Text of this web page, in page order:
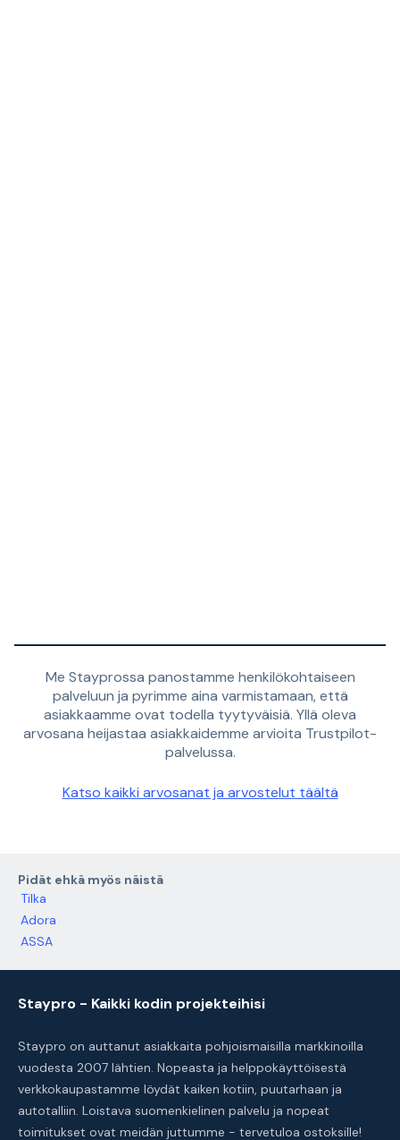
Me Stayprossa panostamme henkilökohtaiseen
palveluun ja pyrimme aina varmistamaan, että
asiakkaamme ovat todella tyytyväisiä. Yllä oleva
arvosana heijastaa asiakkaidemme arvioita Trustpilot-
palvelussa.
Katso kaikki arvosanat ja arvostelut täältä
Pidät ehkä myös näistä
Tilka
Adora
ASSA
Staypro - Kaikki kodin projekteihisi
Staypro on auttanut asiakkaita pohjoismaisilla markkinoilla
vuodesta 2007 lähtien. Nopeasta ja helppokäyttöisestä
verkkokaupastamme löydät kaiken kotiin, puutarhaan ja
autotalliin. Loistava suomenkielinen palvelu ja nopeat
toimitukset ovat meidän juttumme - tervetuloa ostoksille!